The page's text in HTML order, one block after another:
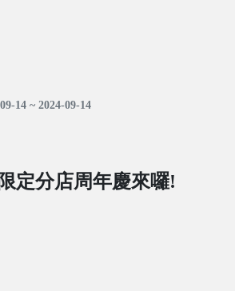
14 ~ 2024-09-14
定分店周年慶來囉!